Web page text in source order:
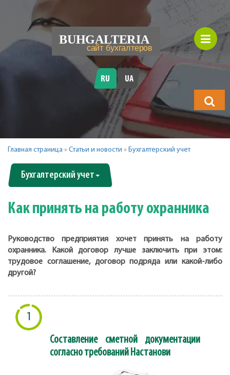
будете
искать?
RU UA
Главная страница » Статьи и новости » Бухгалтерский учет
Бухгалтерский учет
Как принять на работу охранника
Руководство предприятия хочет принять на работу
охранника. Какой договор лучше заключить при этом:
трудовое соглашение, договор подряда или какой-либо
другой?
1
Составление сметной документации
согласно требований Настанови